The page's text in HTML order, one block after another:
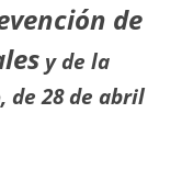
de
y de la
de 28 de abril